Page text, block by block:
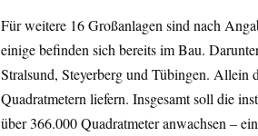
Für weitere 16 Großanlagen sind nach
einige befinden sich bereits im Bau.
Stralsund, Steyerberg und Tübingen. Allein
Quadratmetern liefern. Insgesamt soll die
über 366.000 Quadratmeter anwachsen –